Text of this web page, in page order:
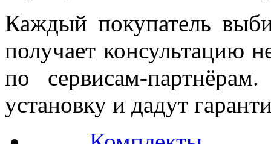
Каждый покупатель
получает консультацию
по сервисам-
установку и дадут